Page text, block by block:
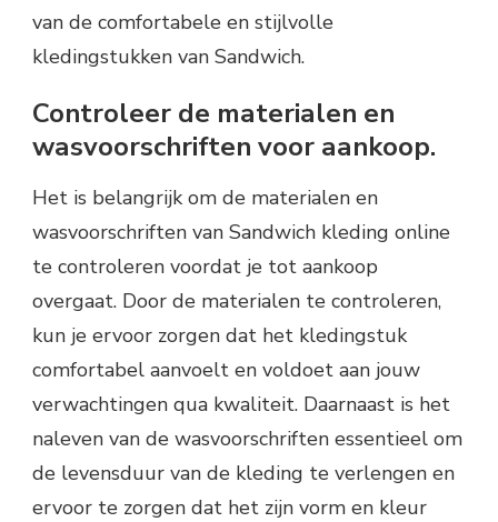
van de comfortabele en stijlvolle
kledingstukken van Sandwich.
Controleer de materialen en
wasvoorschriften voor aankoop.
Het is belangrijk om de materialen en
wasvoorschriften van Sandwich kleding online
te controleren voordat je tot aankoop
overgaat. Door de materialen te controleren,
kun je ervoor zorgen dat het kledingstuk
comfortabel aanvoelt en voldoet aan jouw
verwachtingen qua kwaliteit. Daarnaast is het
naleven van de wasvoorschriften essentieel om
de levensduur van de kleding te verlengen en
ervoor te zorgen dat het zijn vorm en kleur